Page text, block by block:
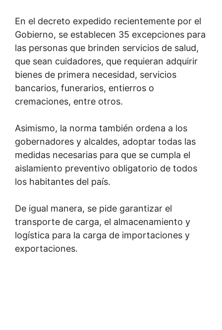
En el decreto expedido recientemente por el
Gobierno, se establecen 35 excepciones para
las personas que brinden servicios de salud,
que sean cuidadores, que requieran adquirir
bienes de primera necesidad, servicios
bancarios, funerarios, entierros o
cremaciones, entre otros.
Asimismo, la norma también ordena a los
gobernadores y alcaldes, adoptar todas las
medidas necesarias para que se cumpla el
aislamiento preventivo obligatorio de todos
los habitantes del país.
De igual manera, se pide garantizar el
transporte de carga, el almacenamiento y
logística para la carga de importaciones y
exportaciones.